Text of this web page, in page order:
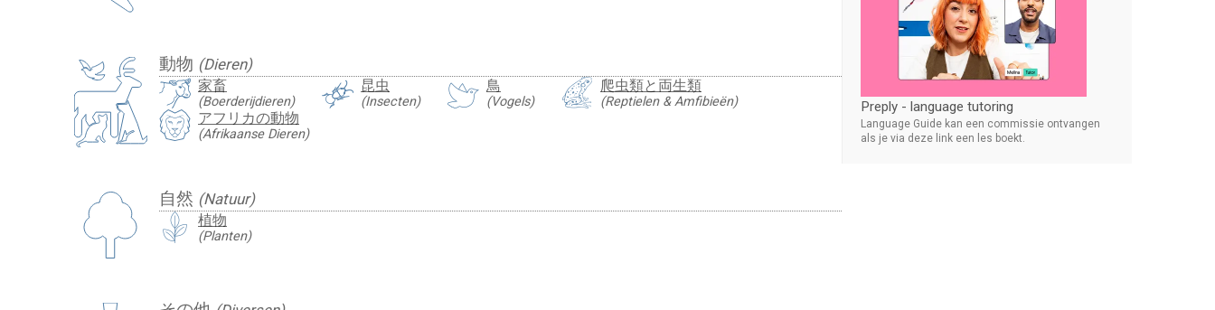
動物 (Dieren)
家畜
(Boerderijdieren)
昆虫
(Insecten)
鳥
(Vogels)
爬虫類と両生類
(Reptielen & Amfibieën)
アフリカの動物
(Afrikaanse Dieren)
自然 (Natuur)
植物
(Planten)
Preply - language tutoring
Language Guide kan een commissie ontvangen
als je via deze link een les boekt.